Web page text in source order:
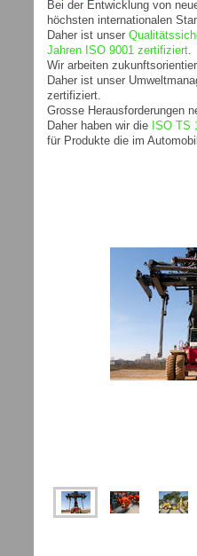
Bei der Entwicklung von
höchsten internationalen
Daher ist unser
Jahren ISO 9001 zertifiziert.
Wir arbeiten
Daher ist unser
zertifiziert.
Grosse Herausforderungen
Daher haben wir die ISO TS
für Produkte die im